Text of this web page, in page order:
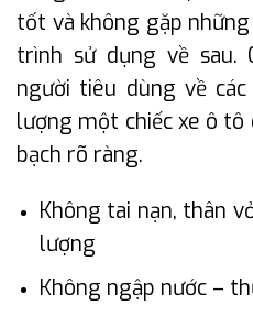
tốt và không gặp
trình sử dụng về sau.
người tiêu dùng về
lượng một chiếc xe ô tô
bạch rõ ràng.
Không tai nạn, thân
lượng
Không ngập nước –